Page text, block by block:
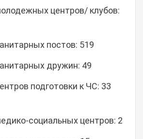
центров/ клубов:
постов: 519
дружин: 49
подготовки к ЧС: 33
социальных центров: 2